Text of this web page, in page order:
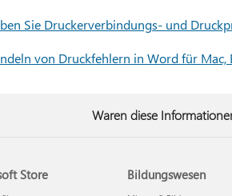
Sie Druckerverbindungs- und
von Druckfehlern in Word für
Waren diese
Store Bildungswesen